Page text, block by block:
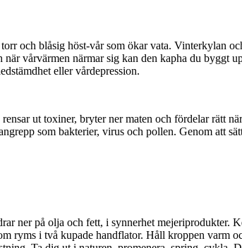
och blåsig höst-vår som ökar vata. Vinterkylan
vårvärmen närmar sig kan den kapha du byggt
eller vårdepression.
ut toxiner, bryter ner maten och fördelar rätt
som bakterier, virus och pollen. Genom att
ner på olja och fett, i synnerhet mejeriprodukter.
ryms i två kupade handflator. Håll kroppen varm